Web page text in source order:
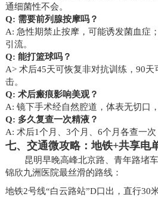
通细菌性不会。
Q: 需要前列腺按摩吗？
A: 急性期禁止按摩，可能诱发菌血症
引流。
Q: 能打篮球吗？
A> 术后45天可恢复非对抗训练，90
击。
Q: 术后瘢痕影响美观？
A: 镜下手术经自然腔道，体表无切口
Q: 多久复查一次精液？
A: 术后1个月、3个月、6个月各查一次
七、交通微攻略：地铁+共享电
昆明早晚高峰北京路、青年路堵
锦欣九洲医院最丝滑的路线：
地铁2号线“白云路站”D口出，直行30